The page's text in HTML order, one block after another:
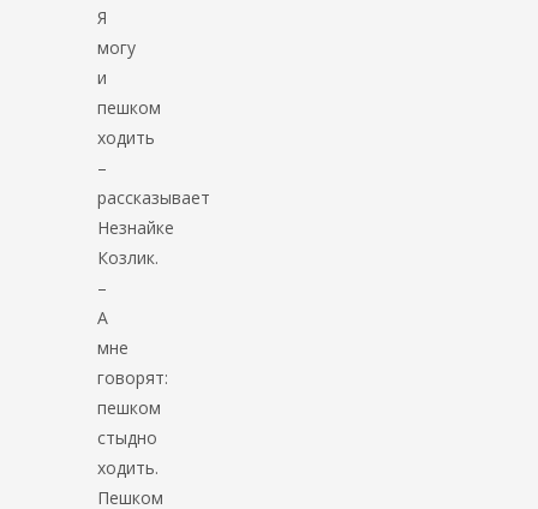
Я
могу
и
пешком
ходить
–
рассказывает
Незнайке
Козлик.
–
А
мне
говорят:
пешком
стыдно
ходить.
Пешком